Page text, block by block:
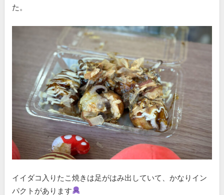
た。
イイダコ入りたこ焼きは足がはみ出していて、かなりイン
パクトがあります